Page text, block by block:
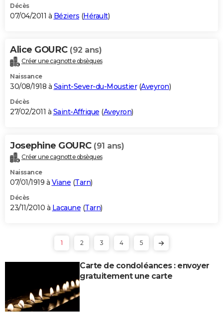
Décès
07/04/2011 à Béziers (Hérault)
Alice GOURC (92 ans)
Créer une cagnotte obsèques
Naissance
30/08/1918 à Saint-Sever-du-Moustier(Aveyron)
Décès
27/02/2011 à Saint-Affrique (Aveyron)
Josephine GOURC (91 ans)
Créer une cagnotte obsèques
Naissance
07/01/1919 à Viane (Tarn)
Décès
23/11/2010 à Lacaune (Tarn)
1 2 3 4 5
Carte de condoléances : envoyer
gratuitement une carte